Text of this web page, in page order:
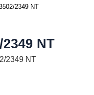
2349 NT
NT
2349 NT